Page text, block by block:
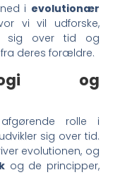
i evolutionær
vi vil udforske,
sig over tid og
deres forældre.
og
rolle i
sig over tid.
evolutionen, og
og de principper,